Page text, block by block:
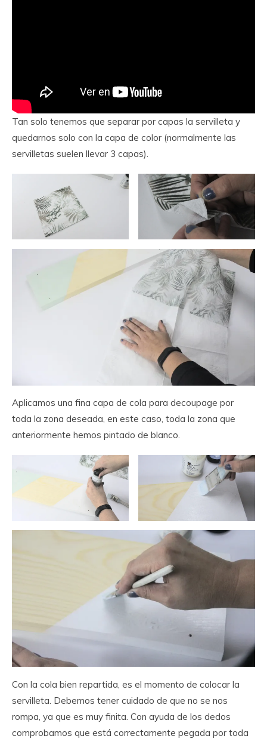
Tan solo tenemos que separar por capas la servilleta y
quedarnos solo con la capa de color (normalmente las
servilletas suelen llevar 3 capas).
Aplicamos una fina capa de cola para decoupage por
toda la zona deseada, en este caso, toda la zona que
anteriormente hemos pintado de blanco.
Con la cola bien repartida, es el momento de colocar la
servilleta. Debemos tener cuidado de que no se nos
rompa, ya que es muy finita. Con ayuda de los dedos
comprobamos que está correctamente pegada por toda